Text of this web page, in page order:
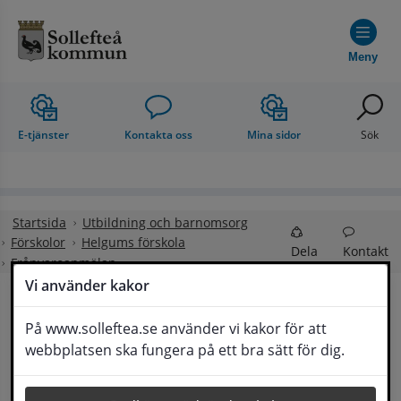
Vi använder kakor
På www.solleftea.se använder vi kakor för att
webbplatsen ska fungera på ett bra sätt för dig.
Meny
E-tjänster Kontakta oss Mina sidor Sök
Startsida
Utbildning och barnomsorg
Förskolor
Helgums förskola
Frånvaroanmälan
Dela Kontakt
Frånvaroanmälan
Nya rutiner för frånvaroanmälan börjar gälla